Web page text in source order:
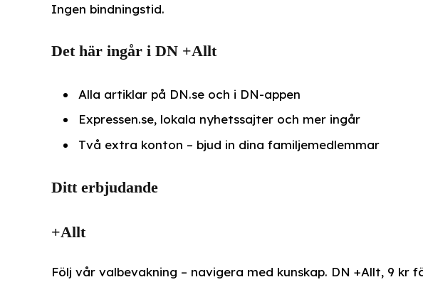
Ingen bindningstid.
Det här ingår i DN +Allt
Alla artiklar på DN.se och i DN-appen
Expressen.se, lokala nyhetssajter och mer ingår
Två extra konton – bjud in dina familjemedlemmar
Ditt erbjudande
+Allt
Följ vår valbevakning – navigera med kunskap. DN +Allt, 9 kr